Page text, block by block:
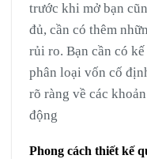
trước khi mở bạn
đủ, cần có thêm
rủi ro. Bạn cần có
phân loại vốn cố
rõ ràng về các
động
Phong cách thiết kế